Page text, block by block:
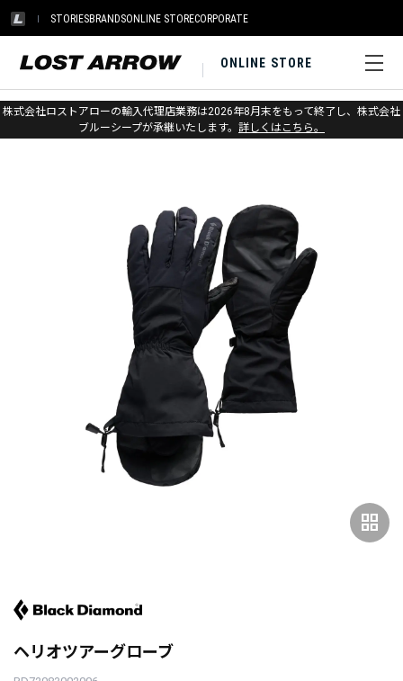
STORIESBRANDSONLINE STORECORPORATE
ONLINE STORE
株式会社ロストアローの輸入代理店業務は2026年8月末をもって終了し、株式会社
ブルーシープが承継いたします。 詳しくはこちら。
ホーム > ブラックダイヤモンド > グローブ > スキー
grid_view
ヘリオツアーグローブ